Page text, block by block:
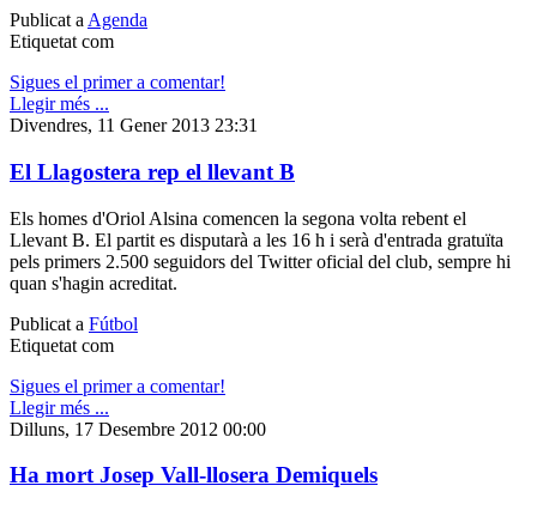
Publicat a Agenda
Etiquetat com
Sigues el primer a comentar!
Llegir més ...
Divendres, 11 Gener 2013 23:31
El Llagostera rep el llevant B
Els homes d'Oriol Alsina comencen la segona volta rebent el
Llevant B. El partit es disputarà a les 16 h i serà d'entrada gratuïta
pels primers 2.500 seguidors del Twitter oficial del club, sempre hi
quan s'hagin acreditat.
Publicat a Fútbol
Etiquetat com
Sigues el primer a comentar!
Llegir més ...
Dilluns, 17 Desembre 2012 00:00
Ha mort Josep Vall-llosera Demiquels